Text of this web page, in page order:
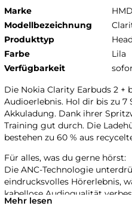
Marke
HMD
Modellbezeichnung
Produkttyp
Farbe
Lila
Verfügbarkeit
Die Nokia Clarity Earbuds 2 +
Audioerlebnis. Hol dir bis zu
Akkuladung. Dank ihrer
Training gut durch. Die
bestehen zu 60 % aus
Für alles, was du gerne hörst:
Die ANC-Technologie
eindrucksvolles Hörerlebnis,
kabellose Audioqualität
weniger Verzögerungen im
Mehr lesen